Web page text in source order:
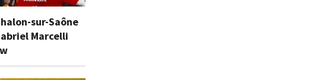
sur-Saône
Marcelli